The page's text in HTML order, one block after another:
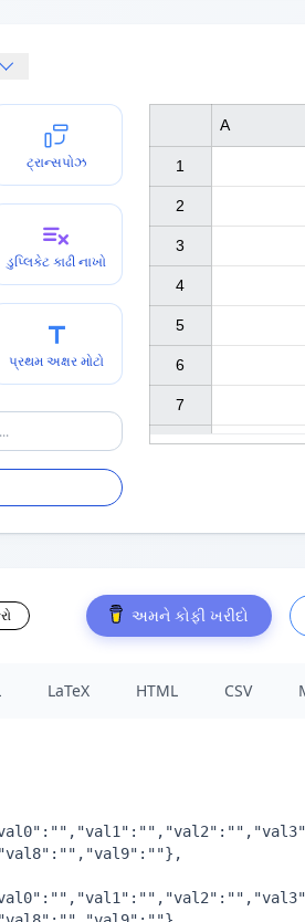
ટ્રાન્સપોઝ
ડુપ્લિકેટ કાઢી નાખો
પ્રથમ અક્ષર મોટો
1
2
3
4
5
6
7
A
અમને કોફી ખરીદો
LaTeX HTML CSV